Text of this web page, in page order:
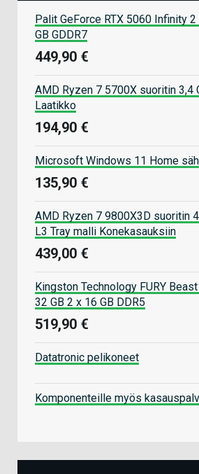
Palit GeForce RTX 5060 Infinity 2
GB GDDR7
449,90 €
AMD Ryzen 7 5700X suoritin 3,4
Laatikko
194,90 €
Microsoft Windows 11 Home
135,90 €
AMD Ryzen 7 9800X3D suoritin
L3 Tray malli Konekasauksiin
439,00 €
Kingston Technology FURY
32 GB 2 x 16 GB DDR5
519,90 €
Datatronic pelikoneet
Komponenteille myös